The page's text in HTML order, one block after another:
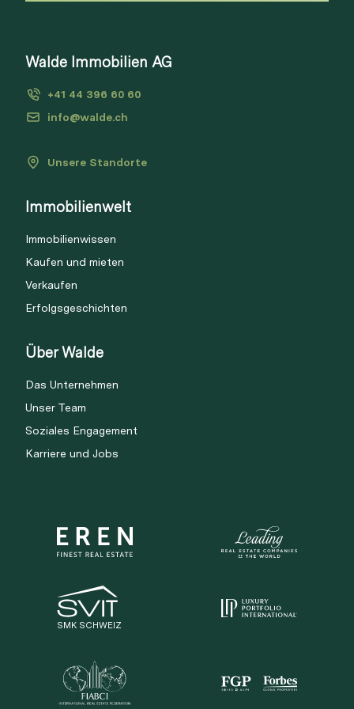
Walde Immobilien AG
+41 44 396 60 60
info@walde.ch
Unsere Standorte
Immobilienwelt
Immobilienwissen
Kaufen und mieten
Verkaufen
Erfolgsgeschichten
Über Walde
Das Unternehmen
Unser Team
Soziales Engagement
Karriere und Jobs
SMK SCHWEIZ